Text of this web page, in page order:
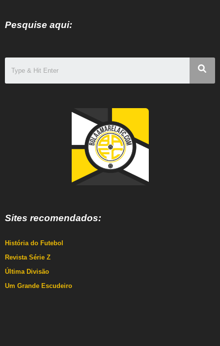
Pesquise aqui:
Sites recomendados:
História do Futebol
Revista Série Z
Última Divisão
Um Grande Escudeiro